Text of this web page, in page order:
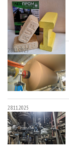
28.11.2025
28.11.2025